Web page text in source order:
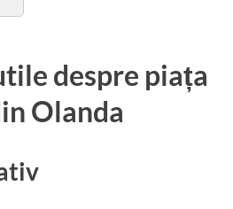
despre piața
Olanda